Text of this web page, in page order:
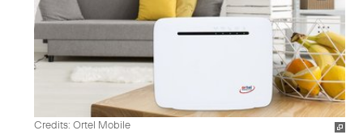
Credits: Ortel Mobile